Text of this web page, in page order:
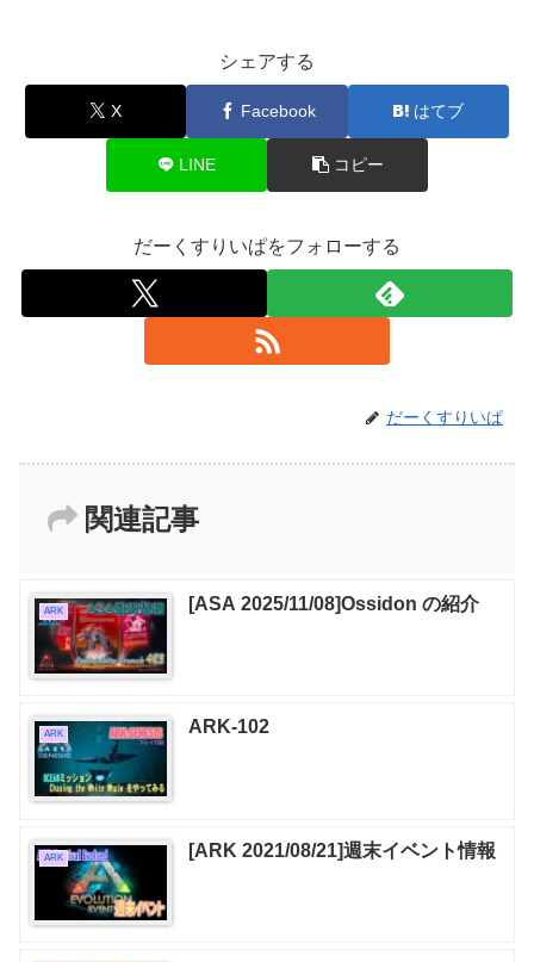
シェアする
X Facebook はてブ
LINE コピー
だーくすりいぱをフォローする
だーくすりいぱ
関連記事
ARK [ASA 2025/11/08]Ossidon の紹介
ARK ARK-102
ARK [ARK 2021/08/21]週末イベント情報